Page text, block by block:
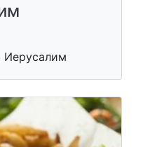
Иерусалим